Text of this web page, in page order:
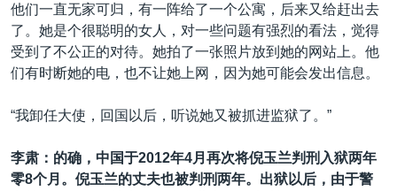
他们一直无家可归，有一阵给了一个公寓，后来又给赶出去
了。她是个很聪明的女人，对一些问题有强烈的看法，觉得
受到了不公正的对待。她拍了一张照片放到她的网站上。他
们有时断她的电，也不让她上网，因为她可能会发出信息。
“我卸任大使，回国以后，听说她又被抓进监狱了。”
李肃：的确，中国于2012年4月再次将倪玉兰判刑入狱两年
零8个月。倪玉兰的丈夫也被判刑两年。出狱以后，由于警